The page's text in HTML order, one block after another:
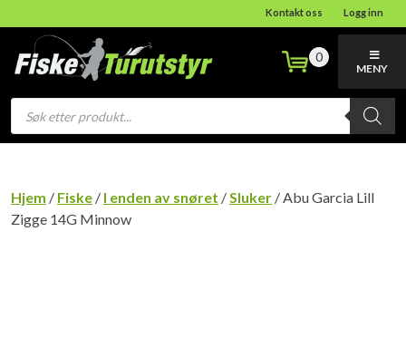
Kontakt oss Logg inn
Products
search
0
MENY
Hjem / Fiske / I enden av snøret /Sluker / Abu Garcia Lill
Zigge 14G Minnow